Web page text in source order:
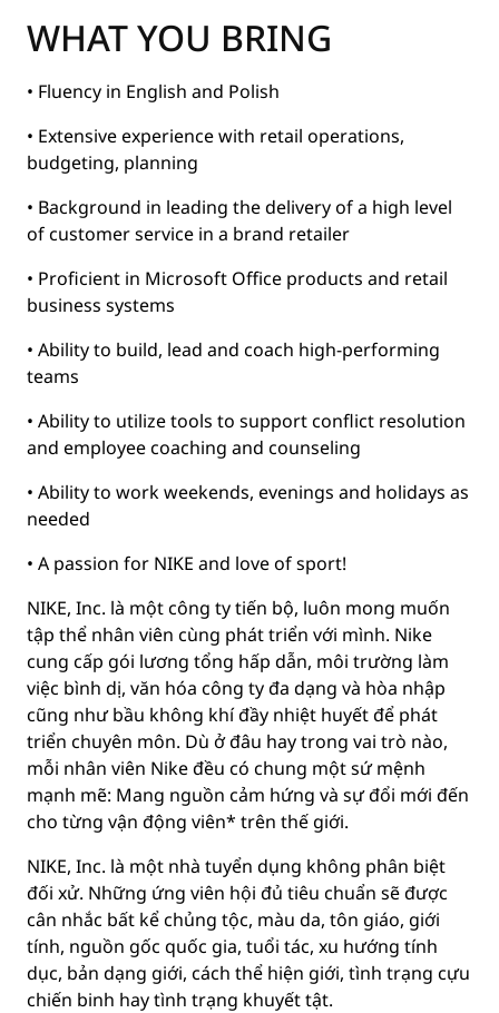
WHAT YOU BRING
• Fluency in English and Polish
• Extensive experience with retail operations,
budgeting, planning
• Background in leading the delivery of a high level
of customer service in a brand retailer
• Proficient in Microsoft Office products and retail
business systems
• Ability to build, lead and coach high-performing
teams
• Ability to utilize tools to support conflict resolution
and employee coaching and counseling
• Ability to work weekends, evenings and holidays as
needed
• A passion for NIKE and love of sport!
NIKE, Inc. là một công ty tiến bộ, luôn mong muốn
tập thể nhân viên cùng phát triển với mình. Nike
cung cấp gói lương tổng hấp dẫn, môi trường làm
việc bình dị, văn hóa công ty đa dạng và hòa nhập
cũng như bầu không khí đầy nhiệt huyết để phát
triển chuyên môn. Dù ở đâu hay trong vai trò nào,
mỗi nhân viên Nike đều có chung một sứ mệnh
mạnh mẽ: Mang nguồn cảm hứng và sự đổi mới đến
cho từng vận động viên* trên thế giới.
NIKE, Inc. là một nhà tuyển dụng không phân biệt
đối xử. Những ứng viên hội đủ tiêu chuẩn sẽ được
cân nhắc bất kể chủng tộc, màu da, tôn giáo, giới
tính, nguồn gốc quốc gia, tuổi tác, xu hướng tính
dục, bản dạng giới, cách thể hiện giới, tình trạng cựu
chiến binh hay tình trạng khuyết tật.